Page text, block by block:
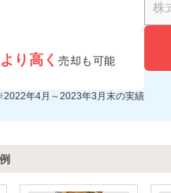
より高く売却も可能
年4月～2023年3月末の実績